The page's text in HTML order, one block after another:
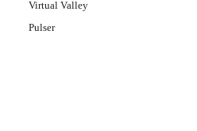
Virtual Valley
Pulser